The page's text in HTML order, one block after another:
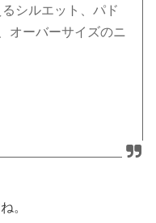
シルエット、パド
オーバーサイズのニ
。